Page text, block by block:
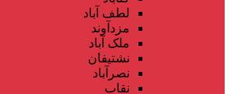
لطف آباد
مزدآوند
ملک آباد
نشتیفان
نصرآباد
نقاب